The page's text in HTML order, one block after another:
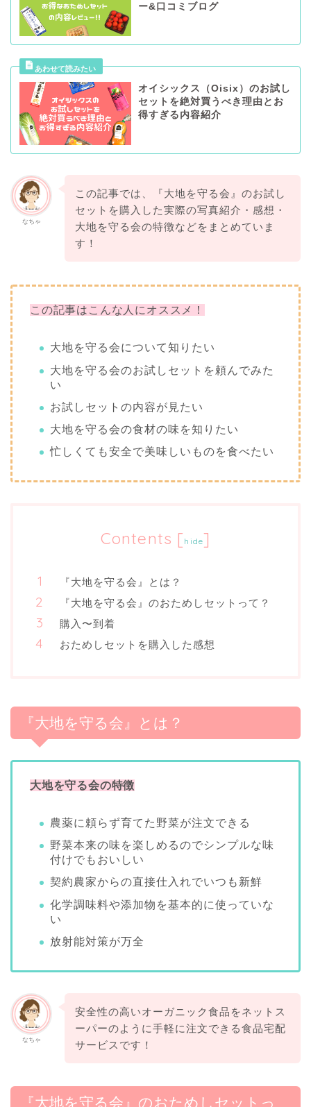
ー&口コミブログ
オイシックス（Oisix）のお試し
セットを絶対買うべき理由とお
得すぎる内容紹介
なちゃ
この記事では、『大地を守る会』のお試し
セットを購入した実際の写真紹介・感想・
大地を守る会の特徴などをまとめていま
す！
この記事はこんな人にオススメ！
大地を守る会について知りたい
大地を守る会のお試しセットを頼んでみた
い
お試しセットの内容が見たい
大地を守る会の食材の味を知りたい
忙しくても安全で美味しいものを食べたい
Contents [ hide]
『大地を守る会』とは？
『大地を守る会』のおためしセットって？
購入〜到着
おためしセットを購入した感想
『大地を守る会』とは？
大地を守る会の特徴
農薬に頼らず育てた野菜が注文できる
野菜本来の味を楽しめるのでシンプルな味
付けでもおいしい
契約農家からの直接仕入れでいつも新鮮
化学調味料や添加物を基本的に使っていな
い
放射能対策が万全
なちゃ
安全性の高いオーガニック食品をネットス
ーパーのように手軽に注文できる食品宅配
サービスです！
『大地を守る会』のおためしセットっ